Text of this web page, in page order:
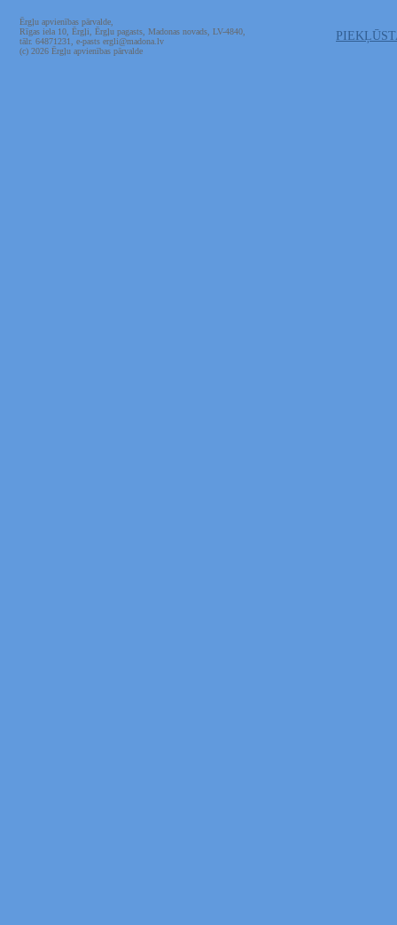
Ērgļu apvienības pārvalde,
Rīgas iela 10, Ērgļi, Ērgļu pagasts, Madonas novads, LV-4840,
tālr. 64871231, e-pasts ergli@madona.lv
(c) 2026 Ērgļu apvienības pārvalde